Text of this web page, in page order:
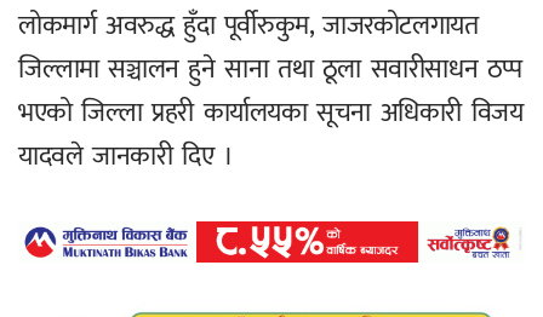
लोकमार्ग अवरुद्ध हुँदा पूर्वीरुकुम, जाजरकोटलगायत
जिल्लामा सञ्चालन हुने साना तथा ठूला सवारीसाधन ठप्प
भएको जिल्ला प्रहरी कार्यालयका सूचना अधिकारी विजय
यादवले जानकारी दिए ।